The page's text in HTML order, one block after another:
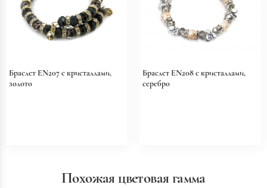
Браслет EN207 с кристаллами,
золото
Браслет EN208 с кристаллами,
серебро
Похожая цветовая гамма